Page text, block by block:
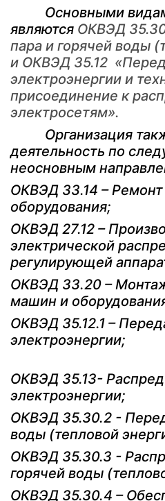
Основными
являются ОКВЭД
пара и горячей воды
и ОКВЭД 35.12
электроэнергии и
присоединение к
электросетям».
Организация
деятельность по
неосновным
ОКВЭД 33.14 – Ремонт
оборудования;
ОКВЭД 27.12 –
электрической
регулирующей
ОКВЭД 33.20 –
машин и
ОКВЭД 35.12.1 –
электроэнергии;
ОКВЭД 35.13-
электроэнергии;
ОКВЭД 35.30.2 -
воды (тепловой
ОКВЭД 35.30.3 -
горячей воды
ОКВЭД 35.30.4 –